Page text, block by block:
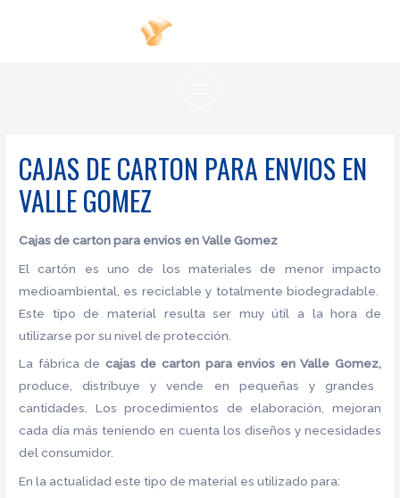
CAJAS DE CARTON PARA ENVIOS EN
VALLE GOMEZ
Cajas de carton para envios en Valle Gomez
El cartón es uno de los materiales de menor impacto
medioambiental, es reciclable y totalmente biodegradable.
Este tipo de material resulta ser muy útil a la hora de
utilizarse por su nivel de protección.
La fábrica de cajas de carton para envios en Valle Gomez,
produce, distribuye y vende en pequeñas y grandes
cantidades. Los procedimientos de elaboración, mejoran
cada día más teniendo en cuenta los diseños y necesidades
del consumidor.
En la actualidad este tipo de material es utilizado para: